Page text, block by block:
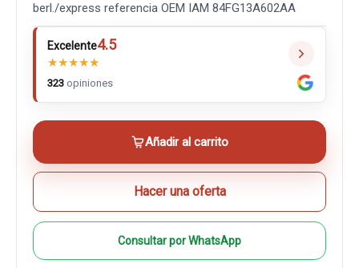
berl./express referencia OEM IAM 84FG13A602AA
Excelente4.5
★★★★★
323 opiniones
Añadir al carrito
Hacer una oferta
Consultar por WhatsApp